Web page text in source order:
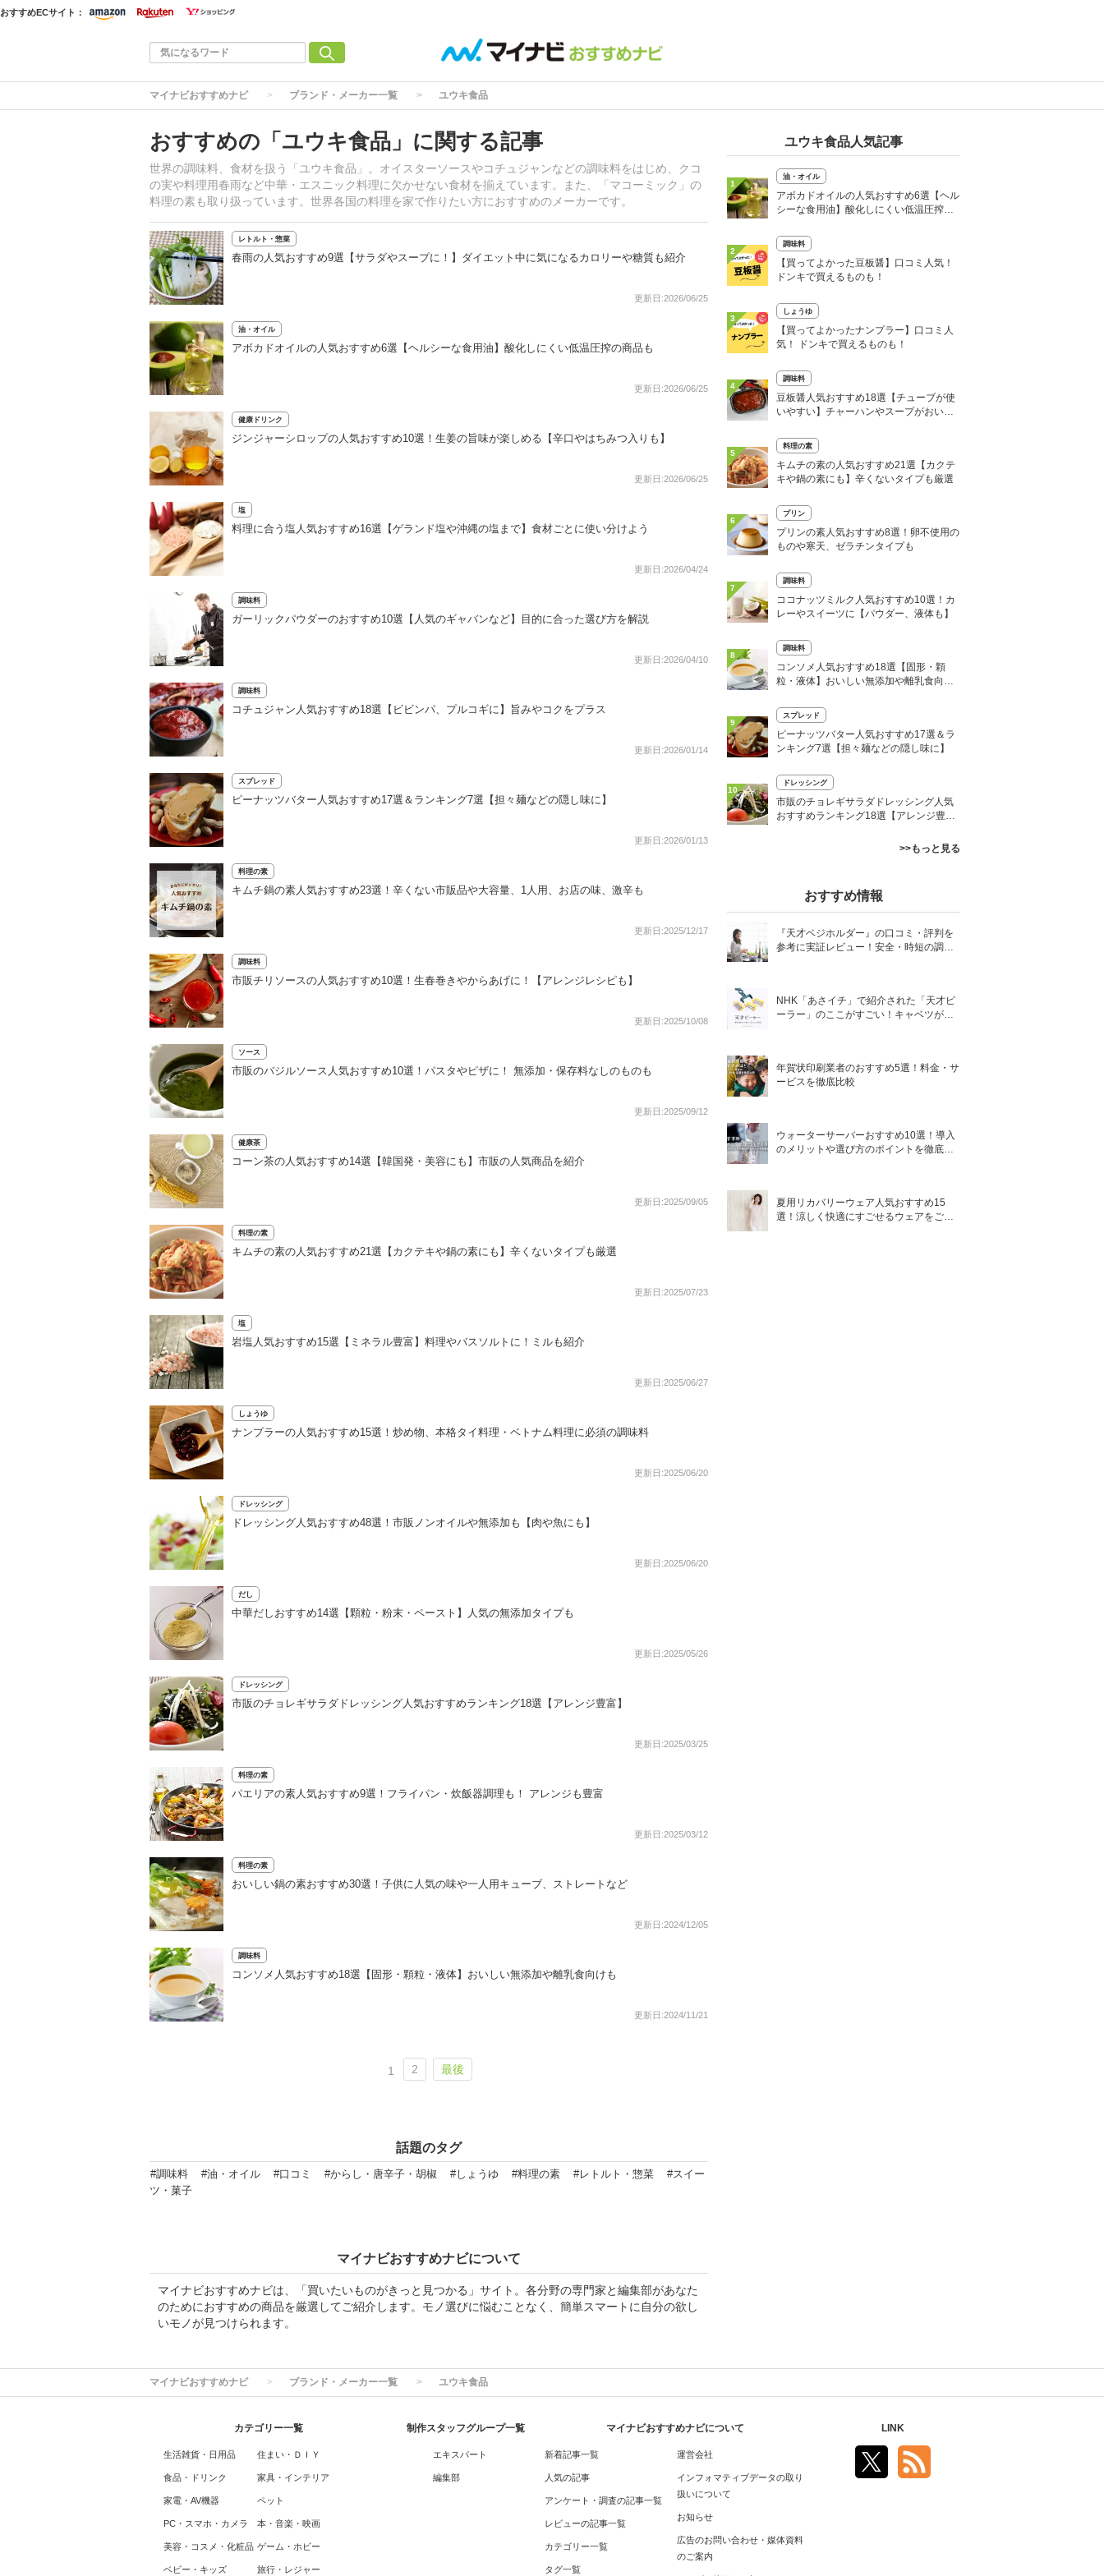
おすすめECサイト：
マイナビおすすめナビ ブランド・メーカー一覧 ユウキ食品
おすすめの「ユウキ食品」に関する記事
世界の調味料、食材を扱う「ユウキ食品」。オイスターソースやコチュジャンなどの調味料をはじめ、クコ
の実や料理用春雨など中華・エスニック料理に欠かせない食材を揃えています。また、「マコーミック」の
料理の素も取り扱っています。世界各国の料理を家で作りたい方におすすめのメーカーです。
レトルト・惣菜
春雨の人気おすすめ9選【サラダやスープに！】ダイエット中に気になるカロリーや糖質も紹介
更新日:2026/06/25
油・オイル
アボカドオイルの人気おすすめ6選【ヘルシーな食用油】酸化しにくい低温圧搾の商品も
更新日:2026/06/25
健康ドリンク
ジンジャーシロップの人気おすすめ10選！生姜の旨味が楽しめる【辛口やはちみつ入りも】
更新日:2026/06/25
塩
料理に合う塩人気おすすめ16選【ゲランド塩や沖縄の塩まで】食材ごとに使い分けよう
更新日:2026/04/24
調味料
ガーリックパウダーのおすすめ10選【人気のギャバンなど】目的に合った選び方を解説
更新日:2026/04/10
調味料
コチュジャン人気おすすめ18選【ビビンパ、プルコギに】旨みやコクをプラス
更新日:2026/01/14
スプレッド
ピーナッツバター人気おすすめ17選＆ランキング7選【担々麺などの隠し味に】
更新日:2026/01/13
料理の素
キムチ鍋の素人気おすすめ23選！辛くない市販品や大容量、1人用、お店の味、激辛も
更新日:2025/12/17
調味料
市販チリソースの人気おすすめ10選！生春巻きやからあげに！【アレンジレシピも】
更新日:2025/10/08
ソース
市販のバジルソース人気おすすめ10選！パスタやピザに！ 無添加・保存料なしのものも
更新日:2025/09/12
健康茶
コーン茶の人気おすすめ14選【韓国発・美容にも】市販の人気商品を紹介
更新日:2025/09/05
料理の素
キムチの素の人気おすすめ21選【カクテキや鍋の素にも】辛くないタイプも厳選
更新日:2025/07/23
塩
岩塩人気おすすめ15選【ミネラル豊富】料理やバスソルトに！ミルも紹介
更新日:2025/06/27
しょうゆ
ナンプラーの人気おすすめ15選！炒め物、本格タイ料理・ベトナム料理に必須の調味料
更新日:2025/06/20
ドレッシング
ドレッシング人気おすすめ48選！市販ノンオイルや無添加も【肉や魚にも】
更新日:2025/06/20
だし
中華だしおすすめ14選【顆粒・粉末・ペースト】人気の無添加タイプも
更新日:2025/05/26
ドレッシング
市販のチョレギサラダドレッシング人気おすすめランキング18選【アレンジ豊富】
更新日:2025/03/25
料理の素
パエリアの素人気おすすめ9選！フライパン・炊飯器調理も！ アレンジも豊富
更新日:2025/03/12
料理の素
おいしい鍋の素おすすめ30選！子供に人気の味や一人用キューブ、ストレートなど
更新日:2024/12/05
調味料
コンソメ人気おすすめ18選【固形・顆粒・液体】おいしい無添加や離乳食向けも
更新日:2024/11/21
1 2 最後
話題のタグ
#調味料 #油・オイル #口コミ #からし・唐辛子・胡椒 #しょうゆ #料理の素 #レトルト・惣菜
#スイー
ツ・菓子
マイナビおすすめナビについて
マイナビおすすめナビは、「買いたいものがきっと見つかる」サイト。各分野の専門家と編集部があなた
のためにおすすめの商品を厳選してご紹介します。モノ選びに悩むことなく、簡単スマートに自分の欲し
いモノが見つけられます。
ユウキ食品人気記事
1
油・オイル
アボカドオイルの人気おすすめ6選【ヘル
シーな食用油】酸化しにくい低温圧搾の
2
調味料
【買ってよかった豆板醤】口コミ人気！
ドンキで買えるものも！
3
しょうゆ
【買ってよかったナンプラー】口コミ人
気！ ドンキで買えるものも！
4
調味料
豆板醤人気おすすめ18選【チューブが使
いやすい】チャーハンやスープがおいし
5
料理の素
キムチの素の人気おすすめ21選【カクテ
キや鍋の素にも】辛くないタイプも厳選
6
プリン
プリンの素人気おすすめ8選！卵不使用の
ものや寒天、ゼラチンタイプも
7
調味料
ココナッツミルク人気おすすめ10選！カ
レーやスイーツに【パウダー、液体も】
8
調味料
コンソメ人気おすすめ18選【固形・顆
粒・液体】おいしい無添加や離乳食向け
9
スプレッド
ピーナッツバター人気おすすめ17選＆ラ
ンキング7選【担々麺などの隠し味に】
10
ドレッシング
市販のチョレギサラダドレッシング人気
おすすめランキング18選【アレンジ豊
>>もっと見る
おすすめ情報
『天才ベジホルダー』の口コミ・評判を
参考に実証レビュー！安全・時短の調理
NHK「あさイチ」で紹介された「天才ピ
ーラー」のここがすごい！キャベツがほ
年賀状印刷業者のおすすめ5選！料金・サ
ービスを徹底比較
ウォーターサーバーおすすめ10選！導入
のメリットや選び方のポイントを徹底解
夏用リカバリーウェア人気おすすめ15
選！涼しく快適にすごせるウェアをご紹
マイナビおすすめナビ ブランド・メーカー一覧 ユウキ食品
カテゴリー一覧
生活雑貨・日用品
食品・ドリンク
家電・AV機器
PC・スマホ・カメラ
美容・コスメ・化粧品
ベビー・キッズ
住まい・ＤＩＹ
家具・インテリア
ペット
本・音楽・映画
ゲーム・ホビー
旅行・レジャー
制作スタッフグループ一覧
エキスパート
編集部
マイナビおすすめナビについて
新着記事一覧
人気の記事
アンケート・調査の記事一覧
レビューの記事一覧
カテゴリー一覧
タグ一覧
運営会社
インフォマティブデータの取り
扱いについて
お知らせ
広告のお問い合わせ・媒体資料
のご案内
LINK